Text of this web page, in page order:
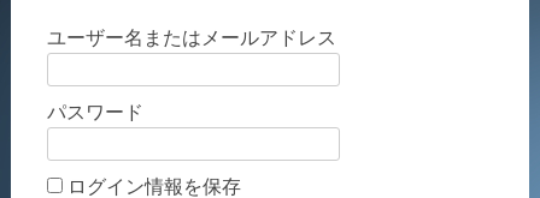
ユーザー名またはメールアドレス
パスワード
ログイン情報を保存